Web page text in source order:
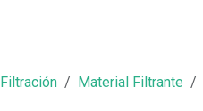
Filtración Material Filtrante